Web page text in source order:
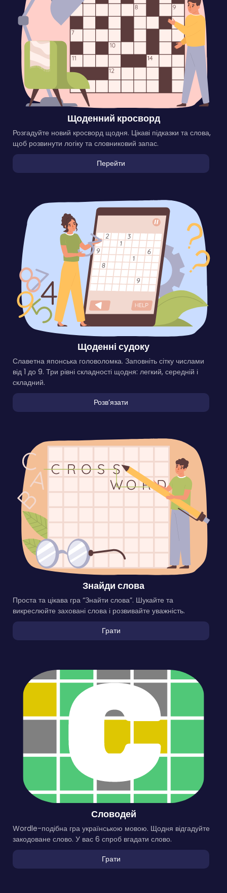
Щоденний кросворд
Розгадуйте новий кросворд щодня. Цікаві підказки та слова,
щоб розвинути логіку та словниковий запас.
Перейти
Щоденні судоку
Славетна японська головоломка. Заповніть сітку числами
від 1 до 9. Три рівні складності щодня: легкий, середній і
складний.
Розвʼязати
Знайди слова
Проста та цікава гра “Знайти слова”. Шукайте та
викреслюйте заховані слова і розвивайте уважність.
Грати
Словодей
Wordle-подібна гра українською мовою. Щодня відгадуйте
закодоване слово. У вас 6 спроб вгадати слово.
Грати